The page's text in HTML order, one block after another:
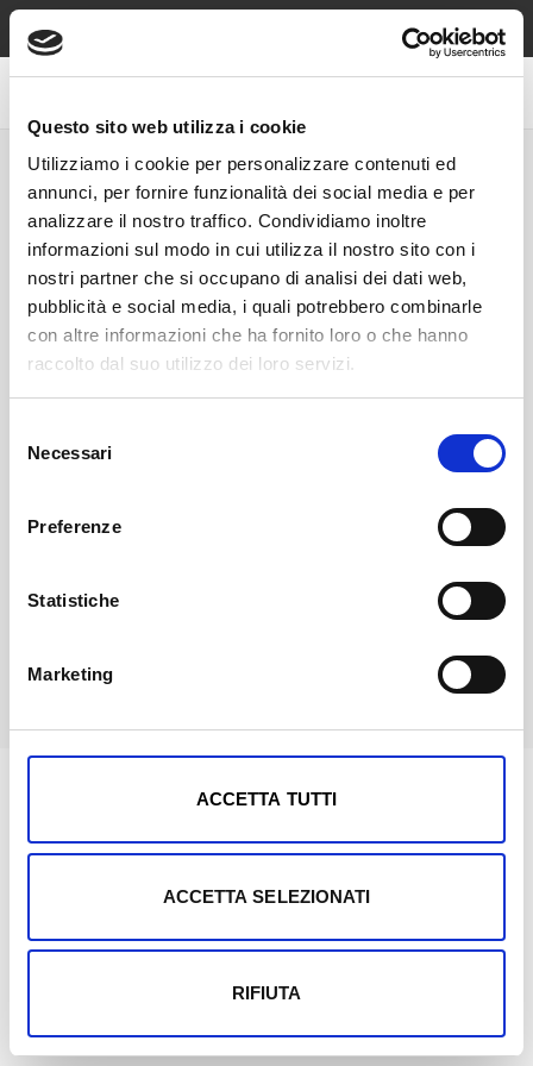
Questo sito web utilizza i cookie
Utilizziamo i cookie per personalizzare contenuti ed
annunci, per fornire funzionalità dei social media e per
analizzare il nostro traffico. Condividiamo inoltre
informazioni sul modo in cui utilizza il nostro sito con i
nostri partner che si occupano di analisi dei dati web,
pubblicità e social media, i quali potrebbero combinarle
con altre informazioni che ha fornito loro o che hanno
raccolto dal suo utilizzo dei loro servizi.
delNecessari
Preferenze
Statistiche
Marketing
ACCETTA TUTTI
ACCETTA SELEZIONATI
RIFIUTA
Spedizione sempre gratuita sopra €49, contrassegno e reso
SMERALDO
Anelli Smeraldo
Collane
Smeraldo
Orecchini